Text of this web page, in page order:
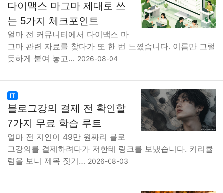
다이맥스 마그마 제대로 쓰
는 5가지 체크포인트
얼마 전 커뮤니티에서 다이맥스 마
그마 관련 자료를 찾다가 또 한 번 느꼈습니다. 이름만 그럴
듯하게 붙여 놓고… 2026-08-04
IT
블로그강의 결제 전 확인할
7가지 무료 학습 루트
얼마 전 지인이 49만 원짜리 블로
그강의를 결제하려다가 저한테 링크를 보냈습니다. 커리큘
럼을 보니 제목 짓기… 2026-08-03